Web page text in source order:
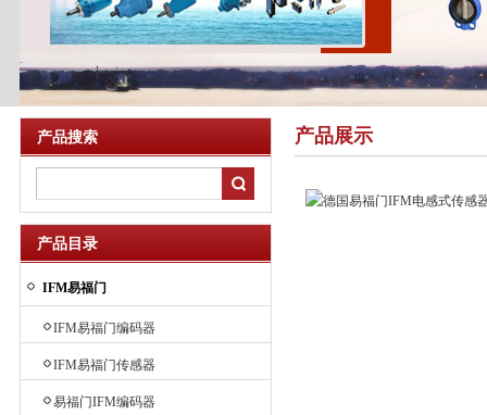
产品搜索
产品目录
IFM易福门
IFM易福门编码器
IFM易福门传感器
易福门IFM编码器
产品展示